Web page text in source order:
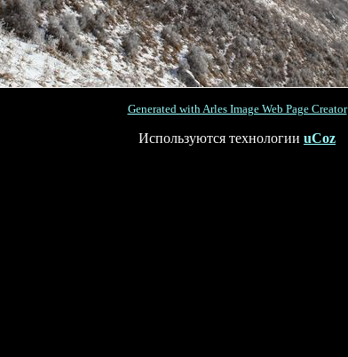
Generated with Arles Image Web Page Creator
Используются технологии uCoz